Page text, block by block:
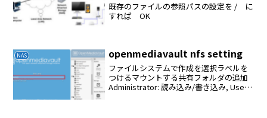
既存のファイルの参照パスの設定を / に
すれば OK
NAS openmediavault nfs setting
ファイルシステムで作成を選択ラベルを
つけるマウントする共有フォルダの追加
Administrator: 読み込み/書き込み, Users: